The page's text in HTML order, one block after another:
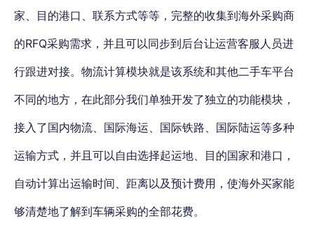
家、目的港口、联系方式等等，完整的收集到海外采购商
的RFQ采购需求，并且可以同步到后台让运营客服人员进
行跟进对接。物流计算模块就是该系统和其他二手车平台
不同的地方，在此部分我们单独开发了独立的功能模块，
接入了国内物流、国际海运、国际铁路、国际陆运等多种
运输方式，并且可以自由选择起运地、目的国家和港口，
自动计算出运输时间、距离以及预计费用，使海外买家能
够清楚地了解到车辆采购的全部花费。